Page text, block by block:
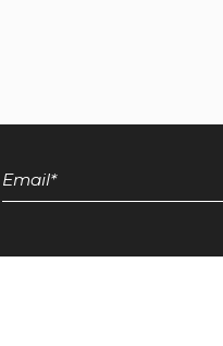
d’origine
pêche de plus
élevages